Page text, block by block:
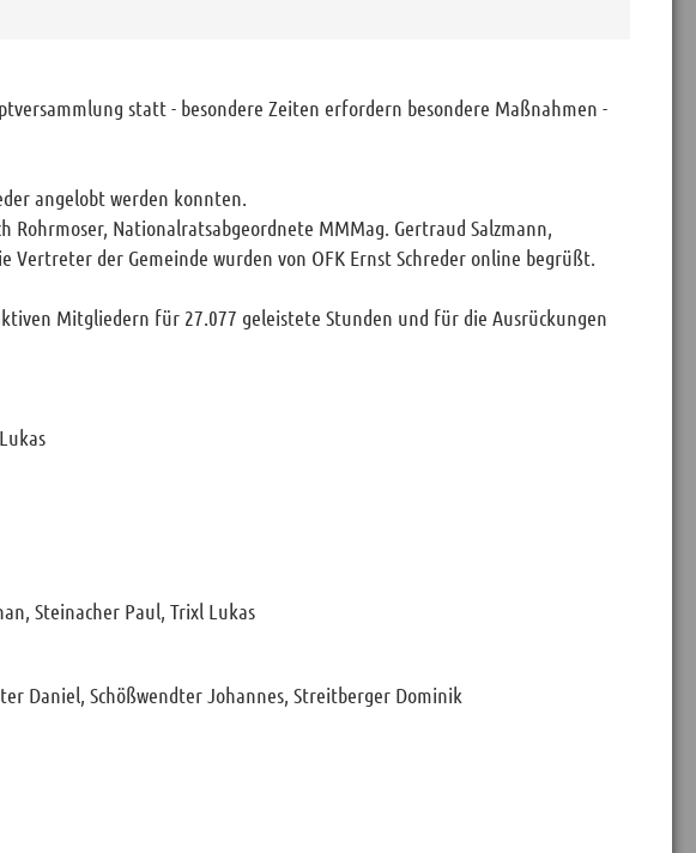
statt - besondere Zeiten erfordern besondere Maßnahmen -
angelobt werden konnten.
Nationalratsabgeordnete MMMag. Gertraud Salzmann,
der Gemeinde wurden von OFK Ernst Schreder online begrüßt.
Mitgliedern für 27.077 geleistete Stunden und für die Ausrückungen
Steinacher Paul, Trixl Lukas
Daniel, Schößwendter Johannes, Streitberger Dominik